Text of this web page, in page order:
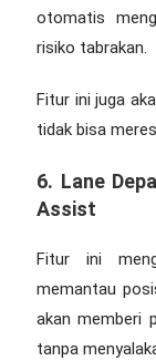
otomatis
risiko tabrakan.
Fitur ini juga
tidak bisa
6. Lane
Assist
Fitur ini
memantau
akan memberi
tanpa